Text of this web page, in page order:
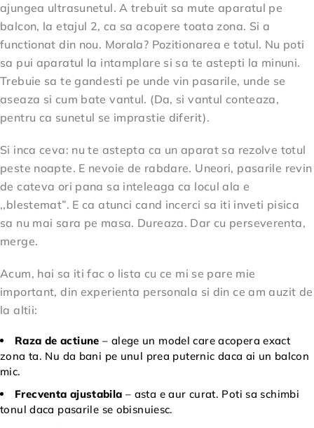
ajungea ultrasunetul. A trebuit sa mute aparatul pe
balcon, la etajul 2, ca sa acopere toata zona. Si a
functionat din nou. Morala? Pozitionarea e totul. Nu poti
sa pui aparatul la intamplare si sa te astepti la minuni.
Trebuie sa te gandesti pe unde vin pasarile, unde se
aseaza si cum bate vantul. (Da, si vantul conteaza,
pentru ca sunetul se imprastie diferit).
Si inca ceva: nu te astepta ca un aparat sa rezolve totul
peste noapte. E nevoie de rabdare. Uneori, pasarile revin
de cateva ori pana sa inteleaga ca locul ala e
,,blestemat”. E ca atunci cand incerci sa iti inveti pisica
sa nu mai sara pe masa. Dureaza. Dar cu perseverenta,
merge.
Acum, hai sa iti fac o lista cu ce mi se pare mie
important, din experienta personala si din ce am auzit de
la altii:
Raza de actiune – alege un model care acopera exact
zona ta. Nu da bani pe unul prea puternic daca ai un balcon
mic.
Frecventa ajustabila – asta e aur curat. Poti sa schimbi
tonul daca pasarile se obisnuiesc.